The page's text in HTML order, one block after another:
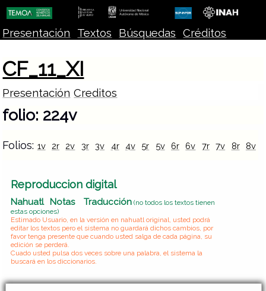
Presentación Textos Búsquedas Créditos
CF_11_XI
Presentación Creditos
folio: 224v
Folios: 1v 2r 2v 3r 3v 4r 4v 5r 5v 6r 6v 7r 7v 8r 8v
Reproduccion digital
Nahuatl Notas Traducción(no todos los textos tienen
estas opciones)
Estimado Usuario, en la versión en nahuatl original, usted podrá
editar los textos pero el sistema no guardará dichos cambios, por
favor tenga presente que cuando usted salga de cada página, su
edición se perderá.
Cuado usted pulsa dos veces sobre una palabra, el sistema la
buscará en los diccionarios.